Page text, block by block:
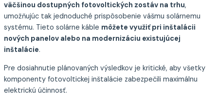
väčšinou dostupných fotovoltických zostáv na trhu,
umožňujúc tak jednoduché prispôsobenie vášmu solárnemu
systému. Tieto solárne káble môžete využiť pri inštalácii
nových panelov alebo na modernizáciu existujúcej
inštalácie.
Pre dosiahnutie plánovaných výsledkov je kritické, aby všetky
komponenty fotovoltickej inštalácie zabezpečili maximálnu
elektrickú účinnosť.